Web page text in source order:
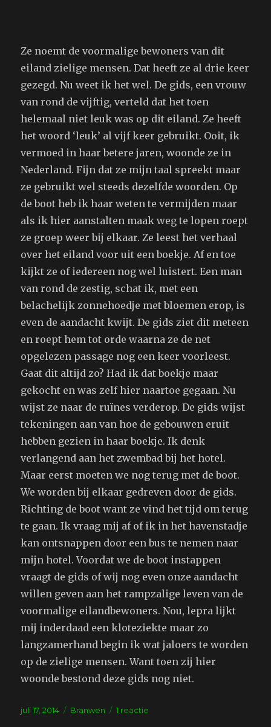
Ze noemt de voormalige bewoners van dit
eiland zielige mensen. Dat heeft ze al drie keer
gezegd. Nu weet ik het wel. De gids, een vrouw
van rond de vijftig, verteld dat het toen
helemaal niet leuk was op dit eiland. Ze heeft
het woord ‘leuk’ al vijf keer gebruikt. Ooit, ik
vermoed in haar betere jaren, woonde ze in
Nederland. Fijn dat ze mijn taal spreekt maar
ze gebruikt wel steeds dezelfde woorden. Op
de boot heb ik haar weten te vermijden maar
als ik hier aanstalten maak weg te lopen roept
ze groep weer bij elkaar. Ze leest het verhaal
over het eiland voor uit een boekje. Af en toe
kijkt ze of iedereen nog wel luistert. Een man
van rond de zestig, schat ik, met een
belachelijk zonnehoedje met bloemen erop, is
even de aandacht kwijt. De gids ziet dit meteen
en roept hem tot orde waarna ze de net
opgelezen passage nog een keer voorleest.
Gaat dit altijd zo? Had ik dat boekje maar
gekocht en was zelf hier naartoe gegaan. Nu
wijst ze naar de ruïnes verderop. De gids wijst
tekeningen aan van hoe de gebouwen eruit
hebben gezien in haar boekje. Ik denk
verlangend aan het zwembad bij het hotel.
Maar eerst moeten we nog terug met de boot.
We worden bij elkaar gedreven door de gids.
Richting de boot want ze vind het tijd om terug
te gaan. Ik vraag mij af of ik in het havenstadje
kan ontsnappen door een bus te nemen naar
mijn hotel. Voordat we de boot instappen
vraagt de gids of wij nog even onze aandacht
willen geven aan het rampzalige leven van de
voormalige eilandbewoners. Nou, lepra lijkt
mij inderdaad een kloteziekte maar zo
langzamerhand begin ik wat jaloers te worden
op de zielige mensen. Want toen zij hier
woonde bestond deze gids nog niet.
Geplaatst
juli 17, 2014 Tags
Branwen 1 reactie